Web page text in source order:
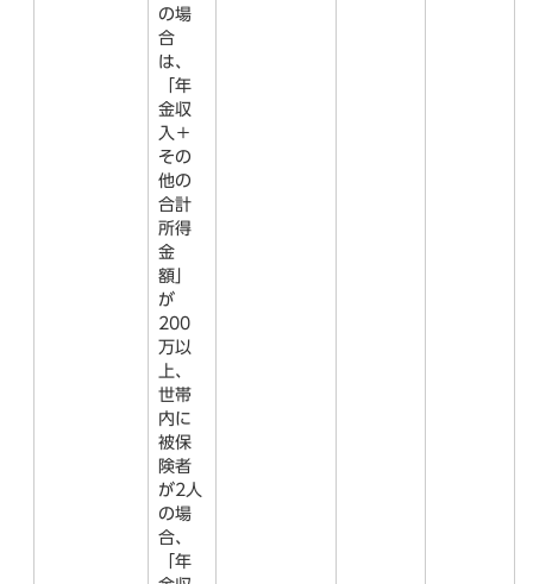
の場
合
は、
「年
金収
入＋
その
他の
合計
所得
金
額」
が
200
万以
上、
世帯
内に
被保
険者
が2人
の場
合、
「年